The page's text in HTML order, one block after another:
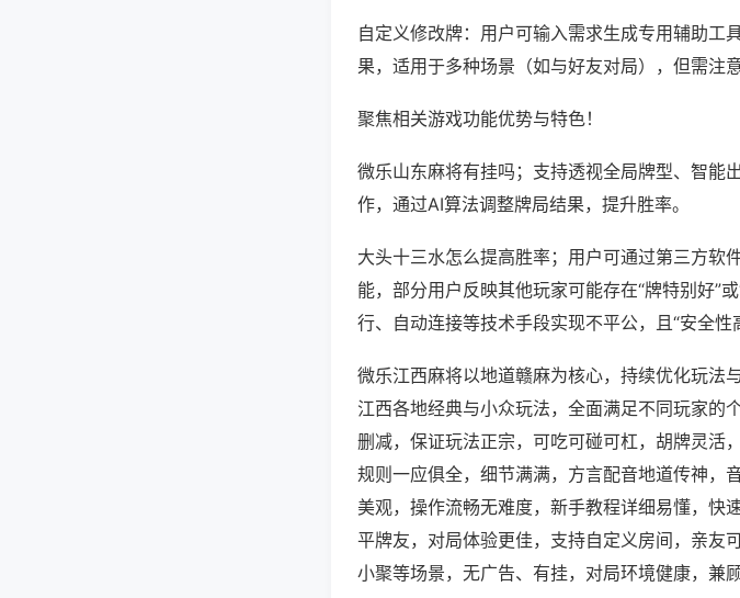
自定义修改牌：用户可输入需求生成专用辅助工
果，适用于多种场景（如与好友对局），但需注
聚焦相关游戏功能优势与特色！
微乐山东麻将有挂吗；支持透视全局牌型、智能
作，通过AI算法调整牌局结果，提升胜率。
大头十三水怎么提高胜率；用户可通过第三方软
能，部分用户反映其他玩家可能存在“牌特别好”
行、自动连接等技术手段实现不平公，且“安全性
微乐江西麻将以地道赣麻为核心，持续优化玩法
江西各地经典与小众玩法，全面满足不同玩家的
删减，保证玩法正宗，可吃可碰可杠，胡牌灵活
规则一应俱全，细节满满，方言配音地道传神，
美观，操作流畅无难度，新手教程详细易懂，快
平牌友，对局体验更佳，支持自定义房间，亲友
小聚等场景，无广告、有挂，对局环境健康，兼